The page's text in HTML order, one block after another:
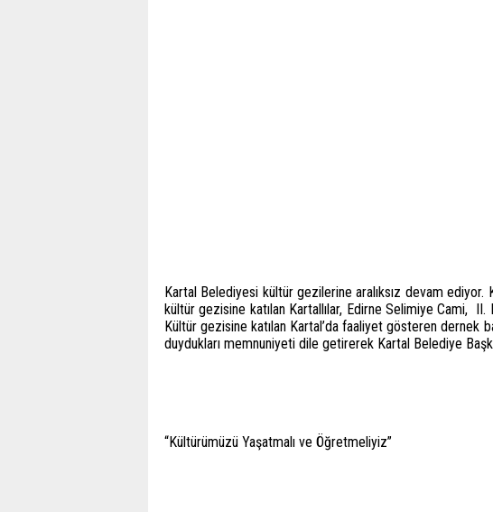
Kartal Belediyesi kültür gezilerine aralıksız devam ediyor.
kültür gezisine katılan Kartallılar, Edirne Selimiye Cami,
Kültür gezisine katılan Kartal’da faaliyet gösteren dernek
duydukları memnuniyeti dile getirerek Kartal Belediye
“Kültürümüzü Yaşatmalı ve Öğretmeliyiz”